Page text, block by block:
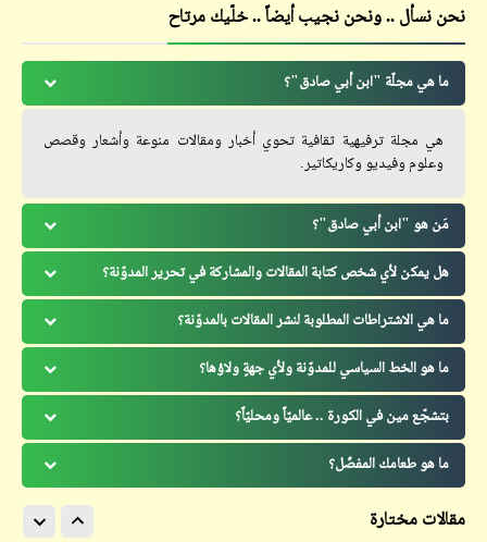
نحن نسأل .. ونحن نجيب أيضاً .. خلّيك مرتاح
ما هي مجلّة "ابن أبي صادق"؟
هي مجلة ترفيهية ثقافية تحوي أخبار ومقالات منوعة وأشعار وقصص
وعلوم وفيديو وكاريكاتير.
مَن هو "ابن أبي صادق"؟
هل يمكن لأي شخص كتابة المقالات والمشاركة في تحرير المدوّنة؟
ما هي الاشتراطات المطلوبة لنشر المقالات بالمدوّنة؟
ما هو الخط السياسي للمدوّنة ولأي جهةٍ ولاؤها؟
بتشجّع مين في الكورة .. عالميّاً ومحليّاً؟
ما هو طعامك المفضّل؟
مقالات مختارة